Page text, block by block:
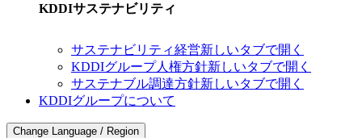
KDDIサステナビリティ
サステナビリティ経営新しいタブで開く
KDDIグループ人権方針新しいタブで開く
サステナブル調達方針新しいタブで開く
KDDIグループについて
Change Language / Region